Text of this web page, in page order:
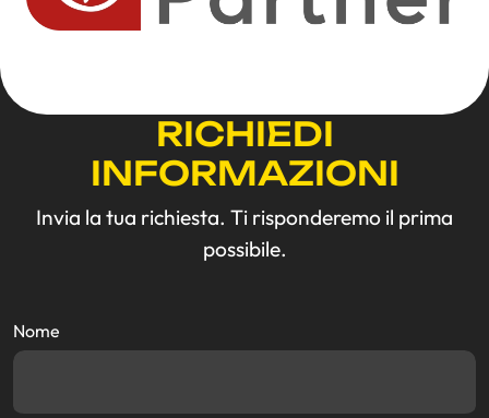
RICHIEDI
INFORMAZIONI
Invia la tua richiesta. Ti risponderemo il prima
possibile.
Nome